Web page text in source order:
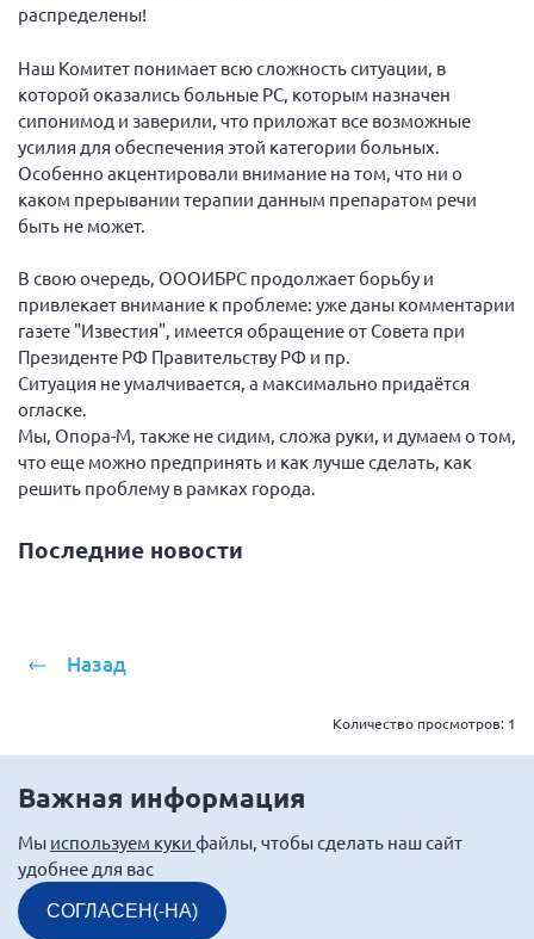
Конференция ОООИБРС 2025
Экспертный совет ОООИБРС 2025
Конференция ОООИБРС 2024
Конференция ОООИБРС 2023
Конференция ОООИБРС 2022
Конференция ОООИБРС 2021
Конференция ОООИБРС 2020
Документы съездов
Первый съезд
Второй съезд
Третий съезд
Четвертый съезд
Шестой съезд
Новости: Казахстан
Нормативно-правовые документы
Публичные отчеты
Исследования, аналитика, мнения
Всероссийская онлайн конференция
"Рассеянный склероз. XX лет работы
ОООИБРС" (25-29.08.2020)
распределены!
Наш Комитет понимает всю сложность ситуации, в
которой оказались больные РС, которым назначен
сипонимод и заверили, что приложат все возможные
усилия для обеспечения этой категории больных.
Особенно акцентировали внимание на том, что ни о
каком прерывании терапии данным препаратом речи
быть не может.
В свою очередь, ОООИБРС продолжает борьбу и
привлекает внимание к проблеме: уже даны комментарии
газете "Известия", имеется обращение от Совета при
Президенте РФ Правительству РФ и пр.
Ситуация не умалчивается, а максимально придаётся
огласке.
Мы, Опора-М, также не сидим, сложа руки, и думаем о том,
что еще можно предпринять и как лучше сделать, как
решить проблему в рамках города.
Последние новости
Назад
Количество просмотров: 1
Важная информация
Мы используем куки файлы, чтобы сделать наш сайт
удобнее для вас
СОГЛАСЕН(-НА)